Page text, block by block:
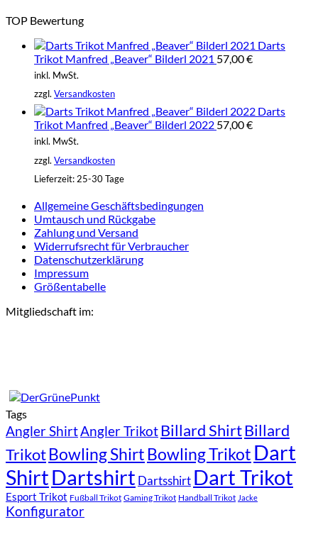
TOP Bewertung
Darts
Trikot Manfred „Beaver“ Bilderl 2021 57,00€
inkl. MwSt.
zzgl. Versandkosten
Darts
Trikot Manfred „Beaver“ Bilderl 2022 57,00€
inkl. MwSt.
zzgl. Versandkosten
Lieferzeit: 25-30 Tage
Allgemeine Geschäftsbedingungen
Umtausch und Rückgabe
Zahlung und Versand
Widerrufsrecht für Verbraucher
Datenschutzerklärung
Impressum
Größentabelle
Mitgliedschaft im:
Tags
Angler ShirtAngler TrikotBillard ShirtBillard
TrikotBowling Shirt Bowling Trikot Dart
ShirtDartshirt Dartsshirt Dart Trikot
Esport Trikot Fußball Trikot Gaming Trikot Handball Trikot Jacke
Konfigurator